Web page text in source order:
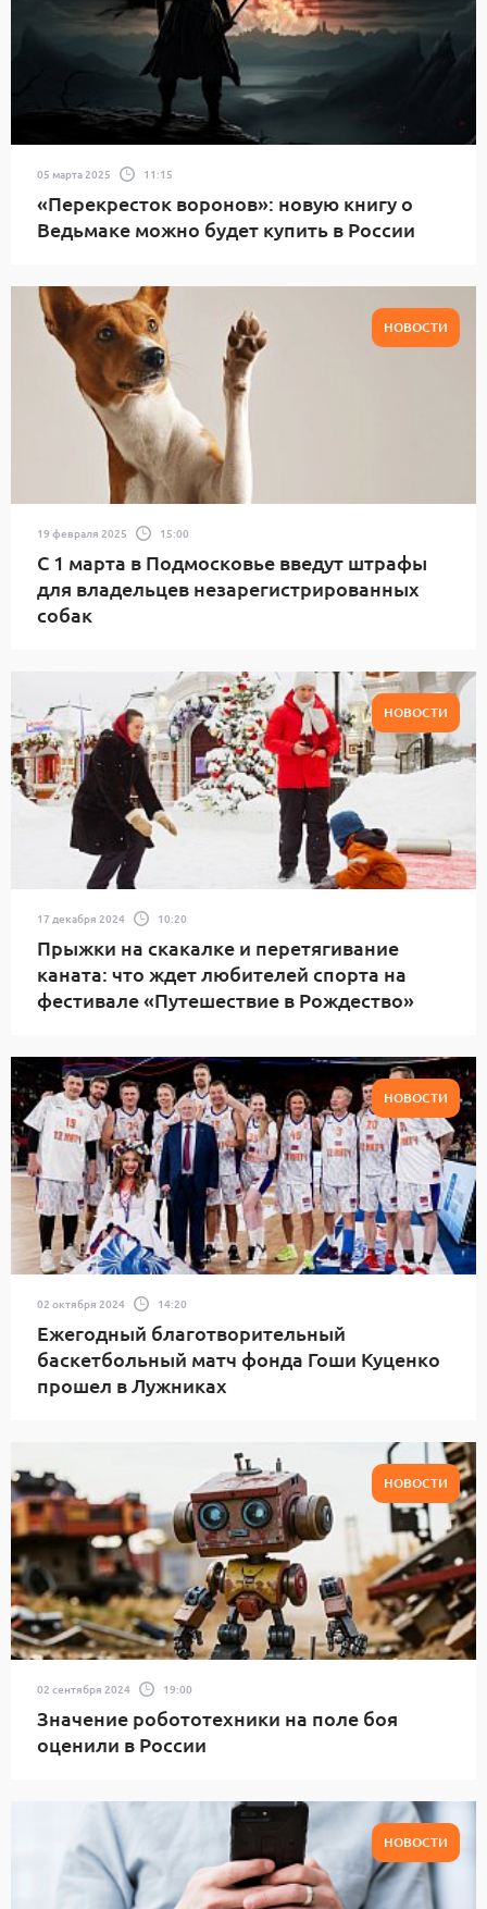
05 марта 2025 11:15
«Перекресток воронов»: новую книгу о
Ведьмаке можно будет купить в России
НОВОСТИ
19 февраля 2025 15:00
С 1 марта в Подмосковье введут штрафы
для владельцев незарегистрированных
собак
НОВОСТИ
17 декабря 2024 10:20
Прыжки на скакалке и перетягивание
каната: что ждет любителей спорта на
фестивале «Путешествие в Рождество»
НОВОСТИ
02 октября 2024 14:20
Ежегодный благотворительный
баскетбольный матч фонда Гоши Куценко
прошел в Лужниках
НОВОСТИ
02 сентября 2024 19:00
Значение робототехники на поле боя
оценили в России
НОВОСТИ